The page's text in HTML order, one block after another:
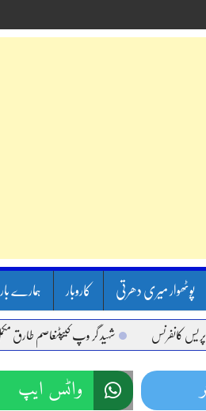
پوٹھوار میری دھرتی کاروبار ہمارے
شہید گر وپ کیپٹنعاصم طارق مکمل
واٹس ایپ